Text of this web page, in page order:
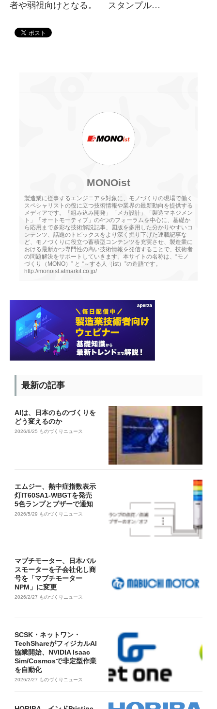
者や弱視向けとなる。 スタンプル…
MONOist
製造業に従事するエンジニアを対象に、モノづくりの現場で働く
スペシャリストの役に立つ技術情報や業界の最新動向を提供する
メディアです。「組み込み開発」「メカ設計」「製造マネジメン
ト」「オートモーティブ」の4つのフォーラムを中心に、基礎か
ら応用まで多彩な技術解説記事、図版を多用した分かりやすいコ
ンテンツ、話題のトピックスをより深く掘り下げた連載記事な
ど、モノづくりに役立つ蓄積型コンテンツを充実させ、製造業に
おける最新かつ専門性の高い技術情報を発信することで、技術者
の問題解決をサポートしていきます。本サイトの名称は、“モノ
づくり（MONO）” と “～する人（ist）”の造語です。
http://monoist.atmarkit.co.jp/
最新の記事
AIは、日本のものづくりを
どう変えるのか
2026/6/25 ものづくりニュース
エムジー、熱中症指数表示
灯IT60SA1-WBGTを発売
5色ランプとブザーで通知
2026/5/29 ものづくりニュース
マブチモーター、日本パル
スモーターを子会社化し商
号を「マブチモーター
NPM」に変更
2026/2/27 ものづくりニュース
SCSK・ネットワン・
TechShareがフィジカルAI
協業開始、NVIDIA Isaac
Sim/Cosmosで非定型作業
を自動化
2026/2/27 ものづくりニュース